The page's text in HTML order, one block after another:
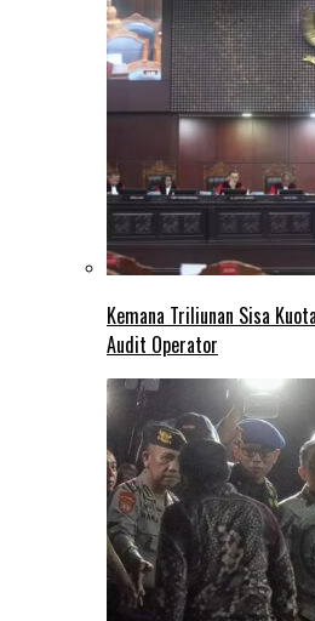
Kemana Triliunan Sisa
Audit Operator